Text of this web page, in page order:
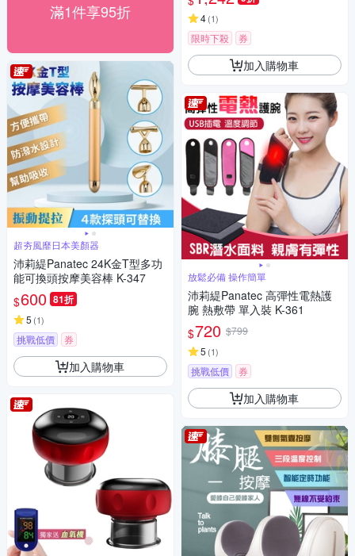
滿1件享95折
超夯風靡日本美顏器
沛莉緹Panatec 24K金T型多功
能可換頭按摩美容棒 K-347
$600 81折
5 (1)
挑戰低價 券
加入購物車
4(1)
限時下殺 券
加入購物車
放鬆必備 操作簡單
沛莉緹Panatec 高彈性電熱護
腕 熱敷帶 單入裝 K-361
$720 $799
5 (1)
挑戰低價 券
加入購物車